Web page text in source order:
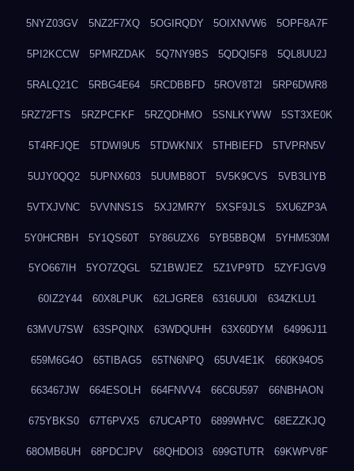
5NYZ03GV 5NZ2F7XQ 5OGIRQDY 5OIXNVW6 5OPF8A7F
5PI2KCCW 5PMRZDAK 5Q7NY9BS 5QDQI5F8 5QL8UU2J
5RALQ21C 5RBG4E64 5RCDBBFD 5ROV8T2I 5RP6DWR8
5RZ72FTS 5RZPCFKF 5RZQDHMO 5SNLKYWW 5ST3XE0K
5T4RFJQE 5TDWI9U5 5TDWKNIX 5THBIEFD 5TVPRN5V
5UJY0QQ2 5UPNX603 5UUMB8OT 5V5K9CVS 5VB3LIYB
5VTXJVNC 5VVNNS1S 5XJ2MR7Y 5XSF9JLS 5XU6ZP3A
5Y0HCRBH 5Y1QS60T 5Y86UZX6 5YB5BBQM 5YHM530M
5YO667IH 5YO7ZQGL 5Z1BWJEZ 5Z1VP9TD 5ZYFJGV9
60IZ2Y44 60X8LPUK 62LJGRE8 6316UU0I 634ZKLU1
63MVU7SW 63SPQINX 63WDQUHH 63X60DYM 64996J11
659M6G4O 65TIBAG5 65TN6NPQ 65UV4E1K 660K94O5
663467JW 664ESOLH 664FNVV4 66C6U597 66NBHAON
675YBKS0 67T6PVX5 67UCAPT0 6899WHVC 68EZZKJQ
68OMB6UH 68PDCJPV 68QHDOI3 699GTUTR 69KWPV8F